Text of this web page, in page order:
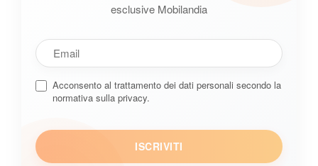
esclusive Mobilandia
Acconsento al trattamento dei dati personali secondo la
normativa sulla privacy.